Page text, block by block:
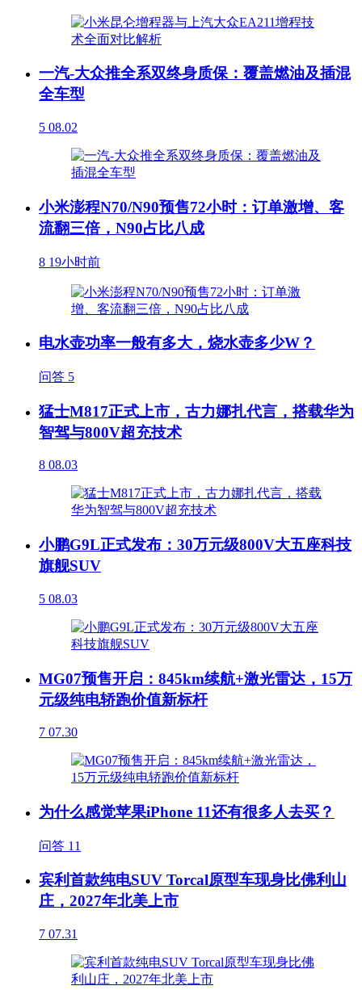
一汽-大众推全系双终身质保：覆盖燃油及插混
全车型
5 08.02
小米澎程N70/N90预售72小时：订单激增、客
流翻三倍，N90占比八成
8 19小时前
电水壶功率一般有多大，烧水壶多少W？
问答 5
猛士M817正式上市，古力娜扎代言，搭载华为
智驾与800V超充技术
8 08.03
小鹏G9L正式发布：30万元级800V大五座科技
旗舰SUV
5 08.03
MG07预售开启：845km续航+激光雷达，15万
元级纯电轿跑价值新标杆
7 07.30
为什么感觉苹果iPhone 11还有很多人去买？
问答 11
宾利首款纯电SUV Torcal原型车现身比佛利山
庄，2027年北美上市
7 07.31